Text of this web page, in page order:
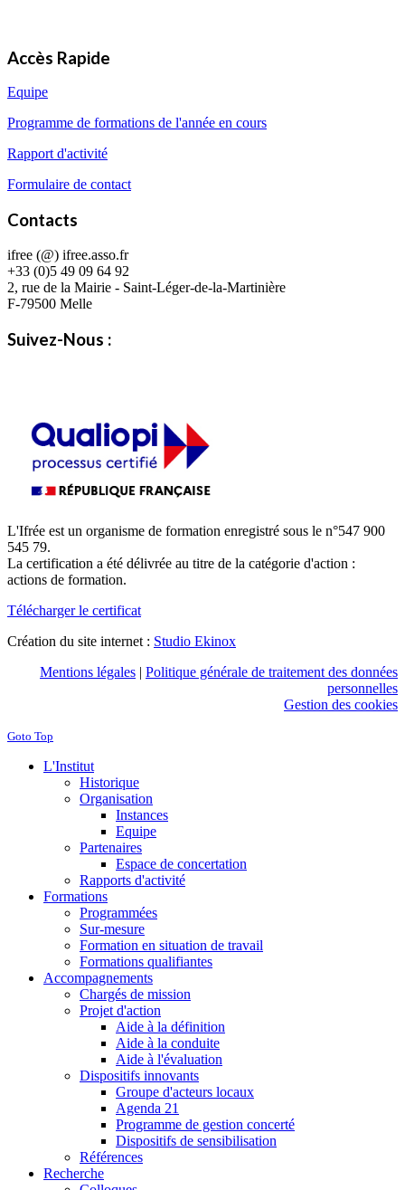
Accès Rapide
Equipe
Programme de formations de l'année en cours
Rapport d'activité
Formulaire de contact
Contacts
ifree (@) ifree.asso.fr
+33 (0)5 49 09 64 92
2, rue de la Mairie - Saint-Léger-de-la-Martinière
F-79500 Melle
Suivez-Nous :
L'Ifrée est un organisme de formation enregistré sous le n°547 900
545 79.
La certification a été délivrée au titre de la catégorie d'action :
actions de formation.
Télécharger le certificat
Création du site internet : Studio Ekinox
Mentions légales | Politique générale de traitement des données
personnelles
Gestion des cookies
Goto Top
L'Institut
Historique
Organisation
Instances
Equipe
Partenaires
Espace de concertation
Rapports d'activité
Formations
Programmées
Sur-mesure
Formation en situation de travail
Formations qualifiantes
Accompagnements
Chargés de mission
Projet d'action
Aide à la définition
Aide à la conduite
Aide à l'évaluation
Dispositifs innovants
Groupe d'acteurs locaux
Agenda 21
Programme de gestion concerté
Dispositifs de sensibilisation
Références
Recherche